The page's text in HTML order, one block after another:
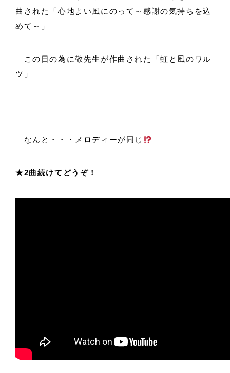
曲された「心地よい風にのって～感謝の気持ちを込
めて～」
この日の為に敬先生が作曲された「虹と風のワル
ツ」
なんと・・・メロディーが同じ
★2曲続けてどうぞ！